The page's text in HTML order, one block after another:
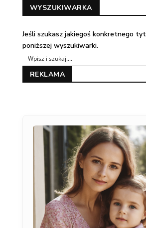
WYSZUKIWARKA
Jeśli szukasz jakiegoś konkretnego
poniższej wyszukiwarki.
REKLAMA